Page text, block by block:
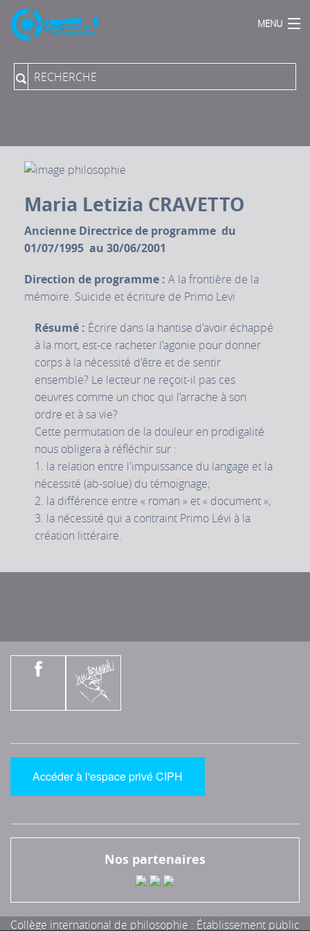
MENU
Qui sommes Nous ?
Proposer une direction de programme
Revue "Rue Descartes"
Archives sonores
Vidéos-Audios
Maria Letizia CRAVETTO
Ancienne Directrice de programme du
01/07/1995 au 30/06/2001
Direction de programme : A la frontière de la
mémoire. Suicide et écriture de Primo Levi
Résumé : Écrire dans la hantise d'avoir échappé
à la mort, est-ce racheter l'agonie pour donner
corps à la nécessité d'être et de sentir
ensemble? Le lecteur ne reçoit-il pas ces
oeuvres comme un choc qui l'arrache à son
ordre et à sa vie?
Cette permutation de la douleur en prodigalité
nous obligera à réfléchir sur :
1. la relation entre l'impuissance du langage et la
nécessité (ab-solue) du témoignage;
2. la différence entre « roman » et « document »;
3. la nécessité qui a contraint Primo Lévi à la
création littéraire.
Accéder à l'espace privé CIPH
Nos partenaires
Collège international de philosophie : Établissement public